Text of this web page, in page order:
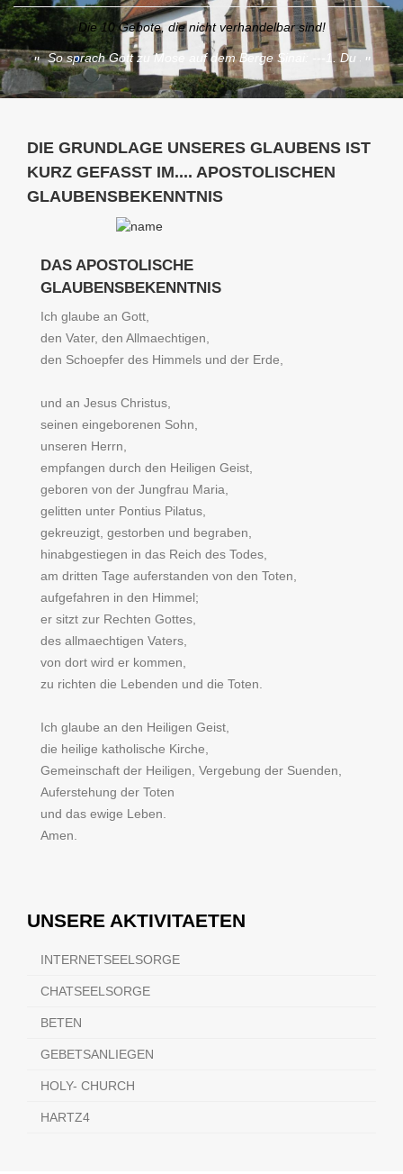
Die 10 Gebote, die nicht verhandelbar sind!
"
So sprach Gott zu Mose auf dem Berge Sinai: ---1. Du sollst"
DIE GRUNDLAGE UNSERES GLAUBENS IST
KURZ GEFASST IM.... APOSTOLISCHEN
GLAUBENSBEKENNTNIS
DAS APOSTOLISCHE
GLAUBENSBEKENNTNIS
Ich glaube an Gott,
den Vater, den Allmaechtigen,
den Schoepfer des Himmels und der Erde,
und an Jesus Christus,
seinen eingeborenen Sohn,
unseren Herrn,
empfangen durch den Heiligen Geist,
geboren von der Jungfrau Maria,
gelitten unter Pontius Pilatus,
gekreuzigt, gestorben und begraben,
hinabgestiegen in das Reich des Todes,
am dritten Tage auferstanden von den Toten,
aufgefahren in den Himmel;
er sitzt zur Rechten Gottes,
des allmaechtigen Vaters,
von dort wird er kommen,
zu richten die Lebenden und die Toten.
Ich glaube an den Heiligen Geist,
die heilige katholische Kirche,
Gemeinschaft der Heiligen, Vergebung der Suenden,
Auferstehung der Toten
und das ewige Leben.
Amen.
UNSERE AKTIVITAETEN
INTERNETSEELSORGE
CHATSEELSORGE
BETEN
GEBETSANLIEGEN
HOLY- CHURCH
HARTZ4